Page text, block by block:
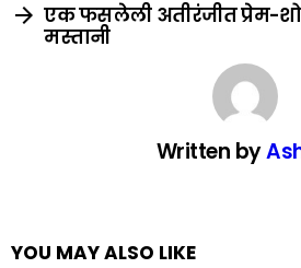
एक फसलेली अतीरंजीत प्रेम-
मस्तानी
Written by
YOU MAY ALSO LIKE